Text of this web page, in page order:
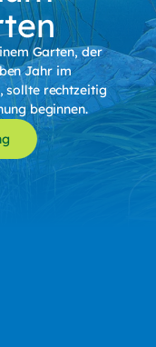
Garten, der
Jahr im
sollte rechtzeitig
beginnen.